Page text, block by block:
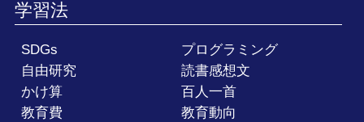
学習法
SDGs
プログラミング
自由研究
読書感想文
かけ算
百人一首
教育費
教育動向